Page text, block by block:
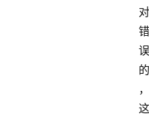
对
错
误
的
，
这